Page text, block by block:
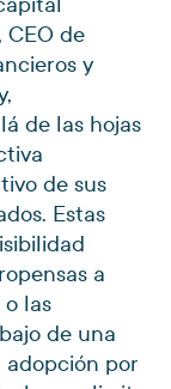
de
y
de las hojas
de sus
Estas
a
las
de una
por